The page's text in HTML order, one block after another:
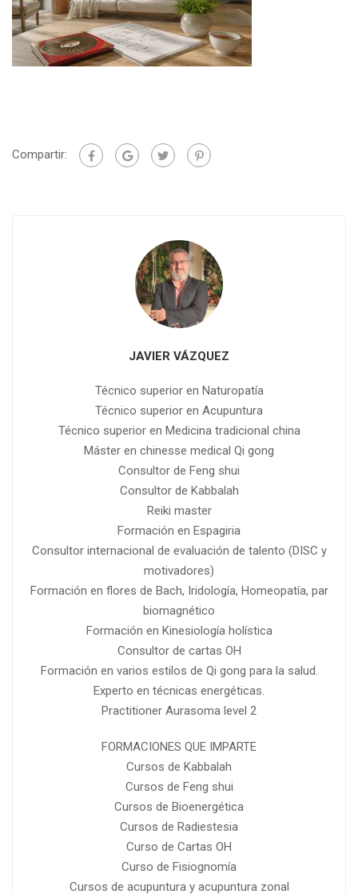
Compartir:
JAVIER VÁZQUEZ
Técnico superior en Naturopatía
Técnico superior en Acupuntura
Técnico superior en Medicina tradicional china
Máster en chinesse medical Qi gong
Consultor de Feng shui
Consultor de Kabbalah
Reiki master
Formación en Espagiria
Consultor internacional de evaluación de talento (DISC y
motivadores)
Formación en flores de Bach, Iridología, Homeopatía, par
biomagnético
Formación en Kinesiología holística
Consultor de cartas OH
Formación en varios estilos de Qi gong para la salud.
Experto en técnicas energéticas.
Practitioner Aurasoma level 2
FORMACIONES QUE IMPARTE
Cursos de Kabbalah
Cursos de Feng shui
Cursos de Bioenergética
Cursos de Radiestesia
Curso de Cartas OH
Curso de Fisiognomía
Cursos de acupuntura y acupuntura zonal